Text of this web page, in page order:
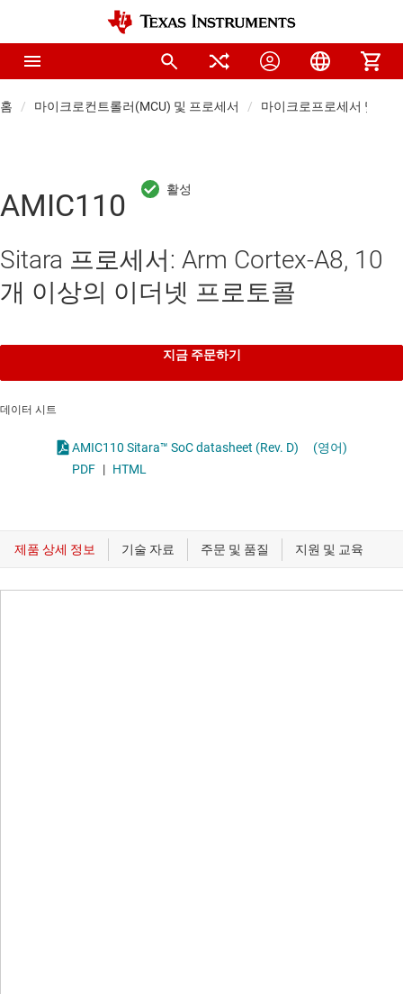
홈 마이크로컨트롤러(MCU) 및 프로세서 마이크로프로세서 및 DSP
AMIC110
Sitara 프로세서: Arm Cortex-A8, 10
개 이상의 이더넷 프로토콜
지금 주문하기
데이터 시트
AMIC110 Sitara™ SoC datasheet (Rev. D)
(영어)
PDF | HTML